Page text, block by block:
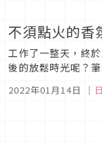
不須點火的香
工作了一整天，終
後的放鬆時光呢？
應該也有不少人認
2022年01月14日 ｜